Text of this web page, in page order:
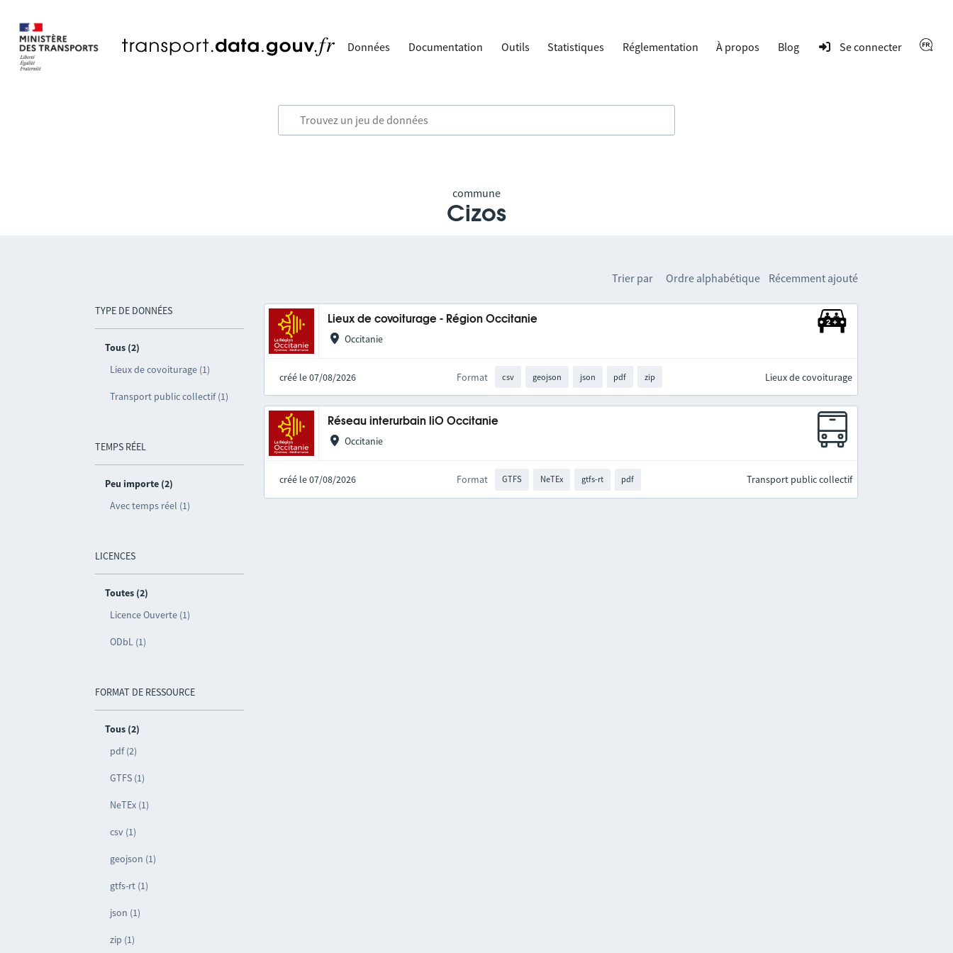
Données Documentation Outils Statistiques Réglementation À propos Blog Se connecter
commune
Cizos
TYPE DE DONNÉES
Tous (2)
Lieux de covoiturage (1)
Transport public collectif (1)
TEMPS RÉEL
Peu importe (2)
Avec temps réel (1)
LICENCES
Toutes (2)
Licence Ouverte (1)
ODbL (1)
FORMAT DE RESSOURCE
Tous (2)
pdf (2)
GTFS (1)
NeTEx (1)
csv (1)
geojson (1)
gtfs-rt (1)
json (1)
zip (1)
Trier par Ordre alphabétique Récemment ajouté
Lieux de covoiturage - Région Occitanie
Occitanie
créé le 07/08/2026 Format csv geojson json pdf zip Lieux de covoiturage
Réseau interurbain liO Occitanie
Occitanie
créé le 07/08/2026 Format GTFS NeTEx gtfs-rt pdf Transport public collectif